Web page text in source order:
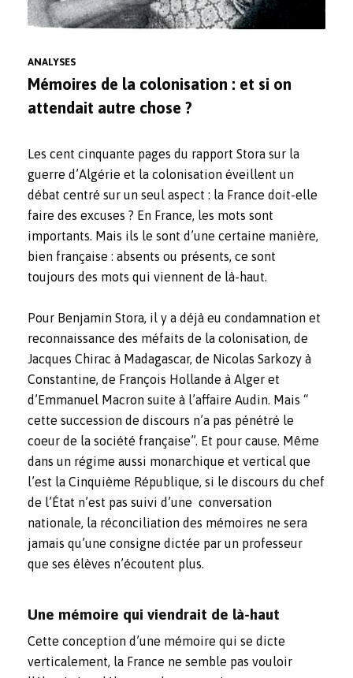
ANALYSES
Mémoires de la colonisation : et si on
attendait autre chose ?
Les cent cinquante pages du rapport Stora sur la
guerre d’Algérie et la colonisation éveillent un
débat centré sur un seul aspect : la France doit-elle
faire des excuses ? En France, les mots sont
importants. Mais ils le sont d’une certaine manière,
bien française : absents ou présents, ce sont
toujours des mots qui viennent de là-haut.
Pour Benjamin Stora, il y a déjà eu condamnation et
reconnaissance des méfaits de la colonisation, de
Jacques Chirac à Madagascar, de Nicolas Sarkozy à
Constantine, de François Hollande à Alger et
d’Emmanuel Macron suite à l’affaire Audin. Mais “
cette succession de discours n’a pas pénétré le
coeur de la société française”. Et pour cause. Même
dans un régime aussi monarchique et vertical que
l’est la Cinquième République, si le discours du chef
de l’État n’est pas suivi d’une conversation
nationale, la réconciliation des mémoires ne sera
jamais qu’une consigne dictée par un professeur
que ses élèves n’écoutent plus.
Une mémoire qui viendrait de là-haut
Cette conception d’une mémoire qui se dicte
verticalement, la France ne semble pas vouloir